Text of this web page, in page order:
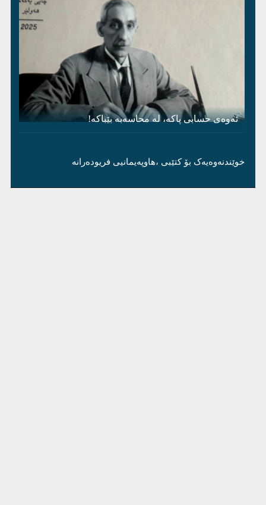
ئەوەی حسابی پاکە، لە محاسەبە بێباکە!
خوێندنەوەیەک بۆ کتێبی ،هاوپەیمانیی فریودەرانە